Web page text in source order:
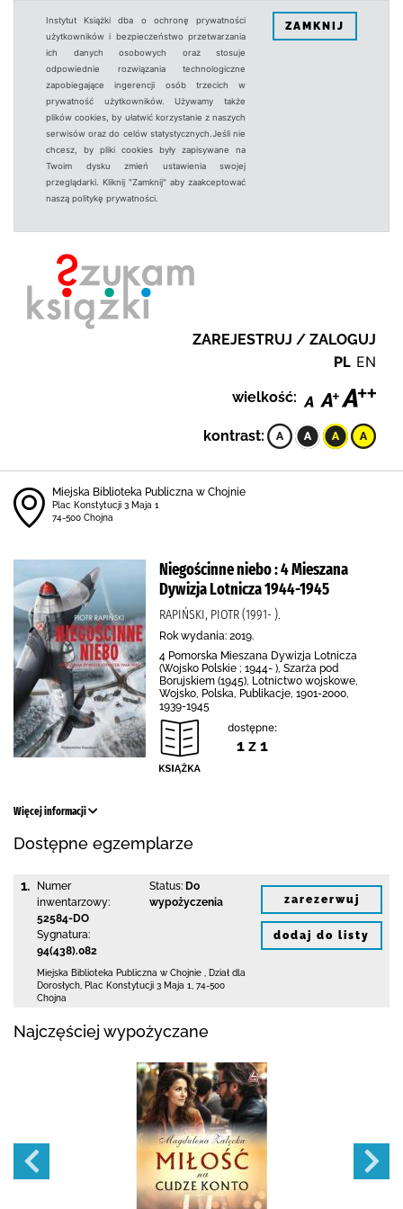
Instytut Książki dba o ochronę prywatności
użytkowników i bezpieczeństwo przetwarzania
ich danych osobowych oraz stosuje
odpowiednie rozwiązania technologiczne
zapobiegające ingerencji osób trzecich w
prywatność użytkowników. Używamy także
plików cookies, by ułatwić korzystanie z naszych
serwisów oraz do celów statystycznych.Jeśli nie
chcesz, by pliki cookies były zapisywane na
Twoim dysku zmień ustawienia swojej
przeglądarki. Kliknij "Zamknij" aby zaakceptować
naszą politykę prywatności.
ZAMKNIJ
ZAREJESTRUJ / ZALOGUJ
PL EN
wielkość:
kontrast:
Miejska Biblioteka Publiczna w Chojnie
Plac Konstytucji 3 Maja 1
74-500 Chojna
Niegościnne niebo : 4 Mieszana
Dywizja Lotnicza 1944-1945
RAPIŃSKI, PIOTR (1991- ).
Rok wydania: 2019.
4 Pomorska Mieszana Dywizja Lotnicza
(Wojsko Polskie ; 1944- ), Szarża pod
Borujskiem (1945), Lotnictwo wojskowe,
Wojsko, Polska, Publikacje, 1901-2000,
1939-1945
dostępne:
1 z 1
Więcej informacji
Dostępne egzemplarze
1.
Numer
inwentarzowy:
52584-DO
Sygnatura:
94(438).082
Status: Do
wypożyczenia
Miejska Biblioteka Publiczna w Chojnie
Dział dla
Dorosłych, Plac Konstytucji 3 Maja 1
74-500
Chojna
zarezerwuj
dodaj do listy
Najczęściej wypożyczane